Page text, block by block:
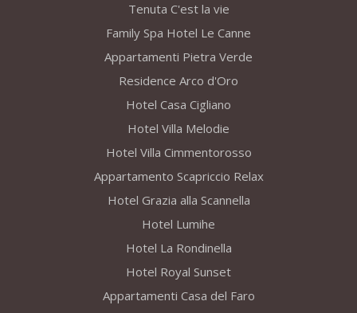
Tenuta C'est la vie
Family Spa Hotel Le Canne
Appartamenti Pietra Verde
Residence Arco d'Oro
Hotel Casa Cigliano
Hotel Villa Melodie
Hotel Villa Cimmentorosso
Appartamento Scapriccio Relax
Hotel Grazia alla Scannella
Hotel Lumihe
Hotel La Rondinella
Hotel Royal Sunset
Appartamenti Casa del Faro